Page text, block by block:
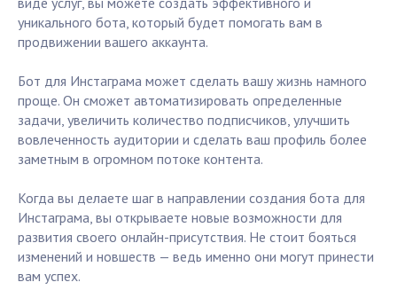
уникального бота, который будет помогать вам в
продвижении вашего аккаунта.
Бот для Инстаграма может сделать вашу жизнь намного
проще. Он сможет автоматизировать определенные
задачи, увеличить количество подписчиков, улучшить
вовлеченность аудитории и сделать ваш профиль более
заметным в огромном потоке контента.
Когда вы делаете шаг в направлении создания бота для
Инстаграма, вы открываете новые возможности для
развития своего онлайн-присутствия. Не стоит бояться
изменений и новшеств — ведь именно они могут принести
вам успех.